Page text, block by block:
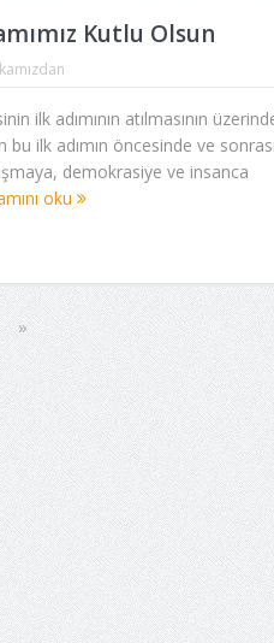
Kutlu Olsun
ilk adımının atılmasının
bu ilk adımın öncesinde ve
demokrasiye ve insanca
oku
»